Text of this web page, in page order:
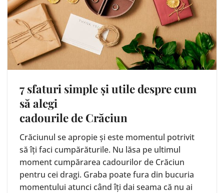
7 sfaturi simple și utile despre cum
să alegi
cadourile de Crăciun
Crăciunul se apropie și este momentul potrivit
să îți faci cumpărăturile. Nu lăsa pe ultimul
moment cumpărarea cadourilor de Crăciun
pentru cei dragi. Graba poate fura din bucuria
momentului atunci când îți dai seama că nu ai